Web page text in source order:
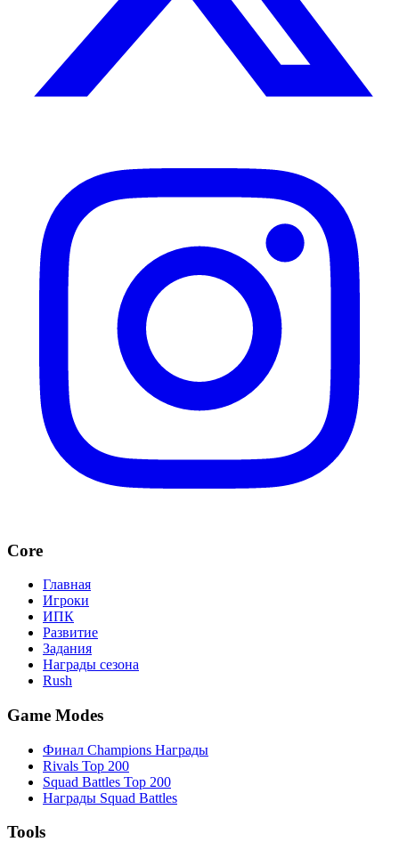
Core
Главная
Игроки
ИПК
Развитие
Задания
Награды сезона
Rush
Game Modes
Финал Champions Награды
Rivals Top 200
Squad Battles Top 200
Награды Squad Battles
Tools